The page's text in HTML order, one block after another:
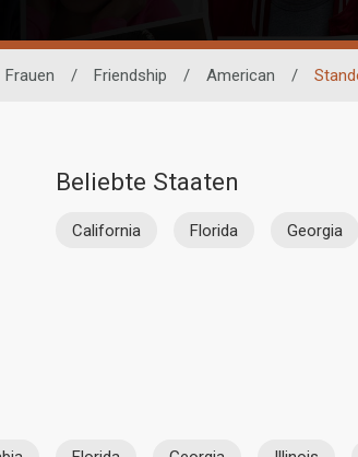
Frauen / Friendship / American /
Beliebte Staaten
California Florida Georgia